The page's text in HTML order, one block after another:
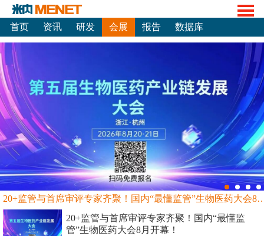
首页 资讯 研发 会展 报告 数据库
20+监管与首席审评专家齐聚！国内“最
20+监管与首席审评专家齐聚！国内“最懂监
管”生物医药大会8月开幕！